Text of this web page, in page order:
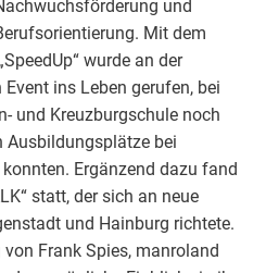
und
Mit dem
wurde an der
ins Leben gerufen, bei
und Kreuzburgschule noch
Ausbildungsplätze bei
Ergänzend dazu fand
statt, der sich an neue
und Hainburg richtete.
Frank Spies, manroland